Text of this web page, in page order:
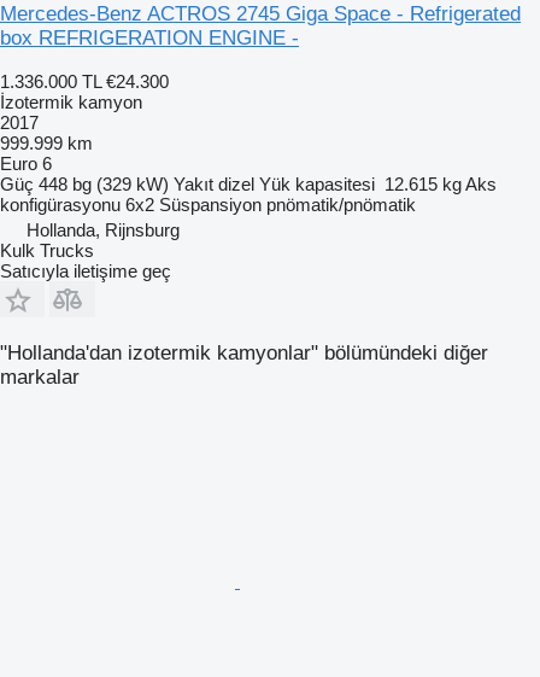
Mercedes-Benz ACTROS 2745 Giga Space - Refrigerated
box REFRIGERATION ENGINE -
1.336.000 TL €24.300
İzotermik kamyon
2017
999.999 km
Euro 6
Güç 448 bg (329 kW) Yakıt dizel Yük kapasitesi 12.615 kgAks
konfigürasyonu 6x2 Süspansiyon pnömatik/pnömatik
Hollanda, Rijnsburg
Kulk Trucks
Satıcıyla iletişime geç
"Hollanda'dan izotermik kamyonlar" bölümündeki diğer
markalar